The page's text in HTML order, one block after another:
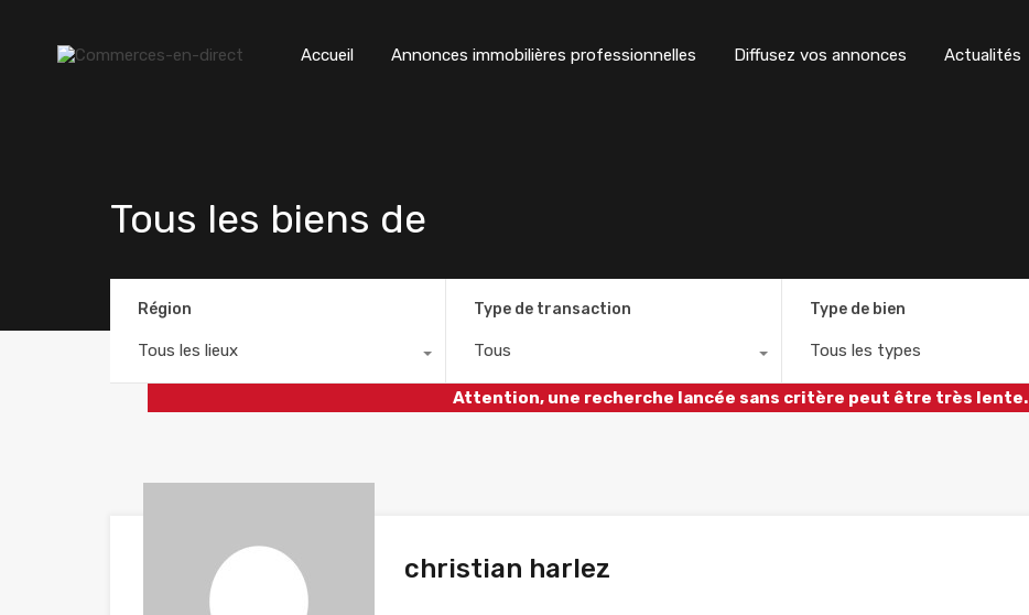
Accueil Annonces immobilières professionnelles Diffusez vos annonces Actualités
Tous les biens de
Région
Tous les lieux
Type de transaction
Tous
Type de bien
Tous les types
Attention, une recherche lancée sans critère peut être très lente.
christian harlez